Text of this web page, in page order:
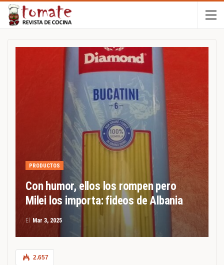
PRODUCTOS
Con humor, ellos los rompen pero
Milei los importa: fideos de Albania
El Mar 3, 2025
2.657